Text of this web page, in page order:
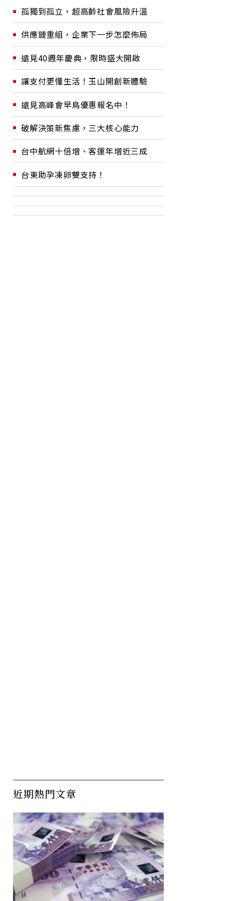
孤獨到孤立，超高齡社會風險升溫
供應鏈重組，企業下一步怎麼佈局
遠見40週年慶典，限時盛大開啟
讓支付更懂生活！玉山開創新體驗
遠見高峰會早鳥優惠報名中！
破解決策新焦慮，三大核心能力
台中航網十倍增、客運年增近三成
台東助孕凍卵雙支持！
近期熱門文章